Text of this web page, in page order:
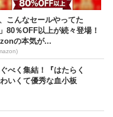
、こんなセールやってた
80％OFF以上が続々登場！
の本気が...
べく集結！『はたらく
いくて優秀な血小板